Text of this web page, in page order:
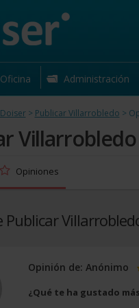
Oficina Administración
> Publicar Villarrobledo >
Villarrobledo
Opiniones
Publicar
Opinión de: Anónimo
¿Qué te ha gustado